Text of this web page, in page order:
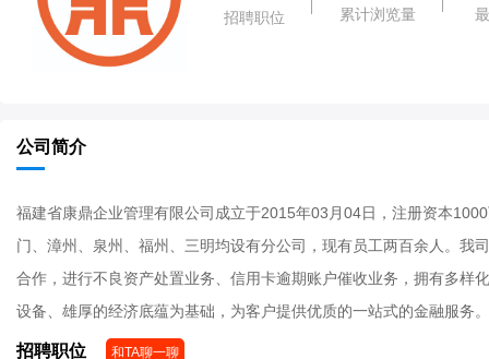
招聘职位 累计浏览量
公司简介
福建省康鼎企业管理有限公司成立于2015年03月04日，注册资本
门、漳州、泉州、福州、三明均设有分公司，现有员工两百余人。
合作，进行不良资产处置业务、信用卡逾期账户催收业务，拥有多样
设备、雄厚的经济底蕴为基础，为客户提供优质的一站式的金融服务。
招聘职位 和TA聊一聊